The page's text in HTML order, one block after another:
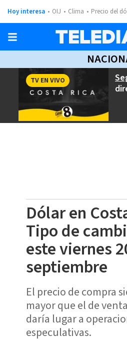
Hoy interesa OIJ Clima Precio del
TV EN VIVO
Dólar en
Tipo de
este viernes
septiembre
El precio de compra
mayor que el de
daría lugar a
especulativas.